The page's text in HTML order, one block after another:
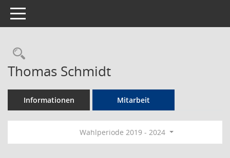
Toggle navigation
Rechercheauswahl
Thomas Schmidt
Informationen Mitarbeit
Wahlperiode 2019 - 2024